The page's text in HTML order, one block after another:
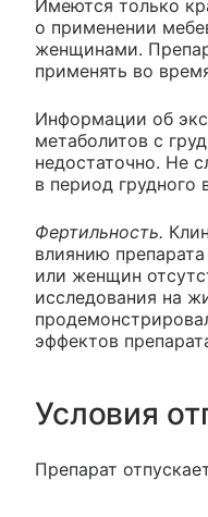
Имеются только
о применении
женщинами.
применять во
Информации об
метаболитов с
недостаточно. Не
в период грудного
Фертильность.
влиянию
или женщин
исследования на
эффектов
Условия
Препарат